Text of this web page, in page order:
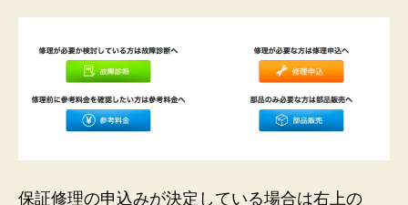
保証修理の申込みが決定している場合は右上の